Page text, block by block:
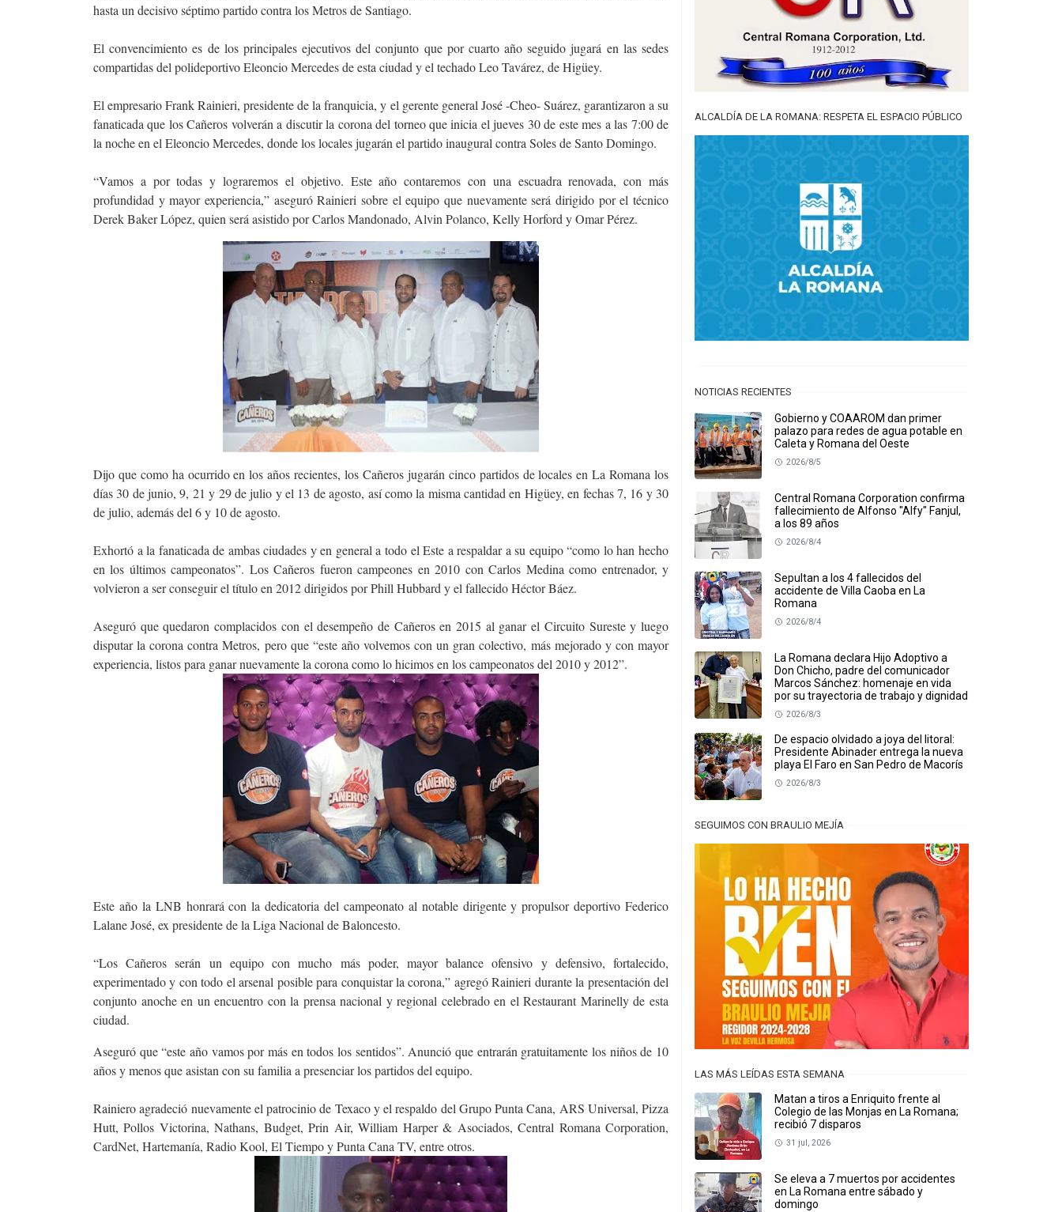
hasta un decisivo séptimo partido contra los Metros de Santiago.
El convencimiento es de los principales ejecutivos del conjunto que por cuarto año seguido jugará en las sedes
compartidas del polideportivo Eleoncio Mercedes de esta ciudad y el techado Leo Tavárez, de Higüey.
El empresario Frank Rainieri, presidente de la franquicia, y el gerente general José -Cheo- Suárez, garantizaron a su
fanaticada que los Cañeros volverán a discutir la corona del torneo que inicia el jueves 30 de este mes a las 7:00 de
la noche en el Eleoncio Mercedes, donde los locales jugarán el partido inaugural contra Soles de Santo Domingo.
“Vamos a por todas y lograremos el objetivo. Este año contaremos con una escuadra renovada, con más
profundidad y mayor experiencia,” aseguró Rainieri sobre el equipo que nuevamente será dirigido por el técnico
Derek Baker López, quien será asistido por Carlos Mandonado, Alvin Polanco, Kelly Horford y Omar Pérez.
Dijo que como ha ocurrido en los años recientes, los Cañeros jugarán cinco partidos de locales en La Romana los
días 30 de junio, 9, 21 y 29 de julio y el 13 de agosto, así como la misma cantidad en Higüey, en fechas 7, 16 y 30
de julio, además del 6 y 10 de agosto.
Exhortó a la fanaticada de ambas ciudades y en general a todo el Este a respaldar a su equipo “como lo han hecho
en los últimos campeonatos”. Los Cañeros fueron campeones en 2010 con Carlos Medina como entrenador, y
volvieron a ser conseguir el título en 2012 dirigidos por Phill Hubbard y el fallecido Héctor Báez.
Aseguró que quedaron complacidos con el desempeño de Cañeros en 2015 al ganar el Circuito Sureste y luego
disputar la corona contra Metros, pero que “este año volvemos con un gran colectivo, más mejorado y con mayor
experiencia, listos para ganar nuevamente la corona como lo hicimos en los campeonatos del 2010 y 2012”.
Este año la LNB honrará con la dedicatoria del campeonato al notable dirigente y propulsor deportivo Federico
Lalane José, ex presidente de la Liga Nacional de Baloncesto.
“Los Cañeros serán un equipo con mucho más poder, mayor balance ofensivo y defensivo, fortalecido,
experimentado y con todo el arsenal posible para conquistar la corona,” agregó Rainieri durante la presentación del
conjunto anoche en un encuentro con la prensa nacional y regional celebrado en el Restaurant Marinelly de esta
ciudad.
Aseguró que “este año vamos por más en todos los sentidos”. Anunció que entrarán gratuitamente los niños de 10
años y menos que asistan con su familia a presenciar los partidos del equipo.
Rainiero agradeció nuevamente el patrocinio de Texaco y el respaldo del Grupo Punta Cana, ARS Universal, Pizza
Hutt, Pollos Victorina, Nathans, Budget, Prin Air, William Harper & Asociados, Central Romana Corporation,
CardNet, Hartemanía, Radio Kool, El Tiempo y Punta Cana TV, entre otros.
ALCALDÍA DE LA ROMANA: RESPETA EL ESPACIO PÚBLICO
NOTICIAS RECIENTES
Gobierno y COAAROM dan primer
palazo para redes de agua potable en
Caleta y Romana del Oeste
2026/8/5
Central Romana Corporation confirma
fallecimiento de Alfonso "Alfy" Fanjul,
a los 89 años
2026/8/4
Sepultan a los 4 fallecidos del
accidente de Villa Caoba en La
Romana
2026/8/4
La Romana declara Hijo Adoptivo a
Don Chicho, padre del comunicador
Marcos Sánchez: homenaje en vida
por su trayectoria de trabajo y dignidad
2026/8/3
De espacio olvidado a joya del litoral:
Presidente Abinader entrega la nueva
playa El Faro en San Pedro de Macorís
2026/8/3
SEGUIMOS CON BRAULIO MEJÍA
LAS MÁS LEÍDAS ESTA SEMANA
Matan a tiros a Enriquito frente al
Colegio de las Monjas en La Romana;
recibió 7 disparos
31 jul, 2026
Se eleva a 7 muertos por accidentes
en La Romana entre sábado y
domingo